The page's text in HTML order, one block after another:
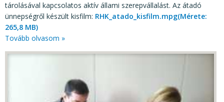
tárolásával kapcsolatos aktív állami szerepvállalást. Az átadó
ünnepségről készült kisfilm: RHK_atado_kisfilm.mpg(Mérete:
265,8 MB)
Tovább olvasom »